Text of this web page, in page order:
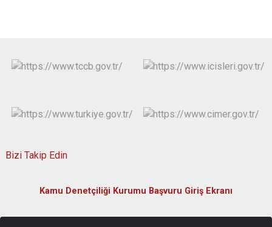
Bizi Takip Edin
Kamu Denetçiliği Kurumu Başvuru Giriş Ekranı